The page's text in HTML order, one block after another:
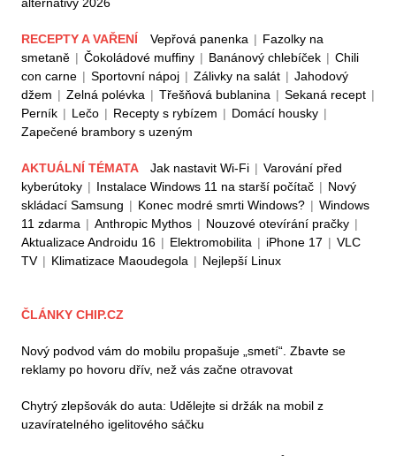
alternativy 2026
RECEPTY A VAŘENÍ Vepřová panenka | Fazolky na
smetaně | Čokoládové muffiny | Banánový chlebíček | Chili
con carne | Sportovní nápoj | Zálivky na salát | Jahodový
džem | Zelná polévka | Třešňová bublanina | Sekaná recept |
Perník | Lečo | Recepty s rybízem | Domácí housky |
Zapečené brambory s uzeným
AKTUÁLNÍ TÉMATA Jak nastavit Wi-Fi | Varování před
kyberútoky | Instalace Windows 11 na starší počítač | Nový
skládací Samsung | Konec modré smrti Windows? | Windows
11 zdarma | Anthropic Mythos | Nouzové otevírání pračky |
Aktualizace Androidu 16 | Elektromobilita | iPhone 17 | VLC
TV | Klimatizace Maoudegola | Nejlepší Linux
ČLÁNKY CHIP.CZ
Nový podvod vám do mobilu propašuje „smetí“. Zbavte se
reklamy po hovoru dřív, než vás začne otravovat
Chytrý zlepšovák do auta: Udělejte si držák na mobil z
uzavíratelného igelitového sáčku